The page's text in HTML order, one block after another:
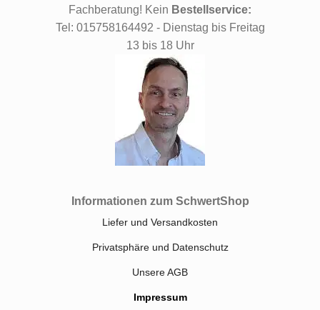
Fachberatung! Kein Bestellservice:
Tel: 015758164492 - Dienstag bis Freitag
13 bis 18 Uhr
Informationen zum SchwertShop
Liefer und Versandkosten
Privatsphäre und Datenschutz
Unsere AGB
Impressum